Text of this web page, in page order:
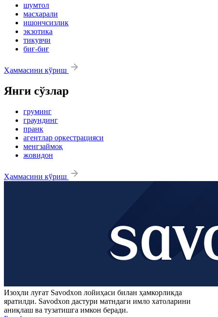
шумтол
масхарали
ишончсизлик
экзотика
тикувчи
биғ-биғ
Ҳаммасини кўриш
Янги сўзлар
груминг
граундинг
пранк
агентлар оркестрацияси
менгзаймоқ
жовидон
Ҳаммасини кўриш
Изоҳли луғат Savodxon лойиҳаси билан ҳамкорликда
яратилди. Savodxon дастури матндаги имло хатоларини
аниқлаш ва тузатишга имкон беради.